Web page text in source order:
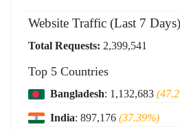
Website Traffic (Last 7 Days)
Total Requests: 2,399,541
Top 5 Countries
Bangladesh: 1,132,683
India: 897,176(37.39%)